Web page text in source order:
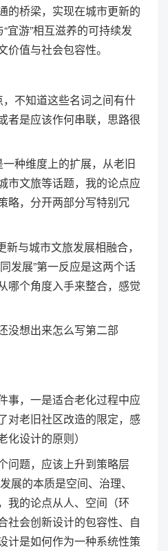
的桥梁，实现在城市更新的
宜游”相互滋养的可持续发
值与社会包容性。
不知道这些名词之间有什
者是应该作何串联，思路很
种维度上的扩展，从老旧
市文旅等话题，我的论点应
略，分开两部分写特别冗
与城市文旅发展相融合，
发展”第一反应是这两个话
哪个角度入手来整合，感觉
没想出来怎么写第二部
事，一是适合老化过程中应
对老旧社区改造的限定，感
设计的原则）
问题，应该上升到策略层
展的本质是空间、治理、
我的论点从人、空间（环
社会创新设计的包容性、自
计是如何作为一种系统性策